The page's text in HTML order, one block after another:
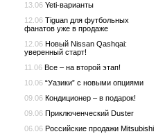
13.06 Yeti-варианты
12.06 Tiguan для футбольных
фанатов уже в продаже
12.06 Новый Nissan Qashqai:
уверенный старт!
11.06 Все – на второй этап!
10.06 “Уазики” с новыми опциями
09.06 Кондиционер – в подарок!
09.06 Приключенческий Duster
06.06 Российские продажи Mitsubishi